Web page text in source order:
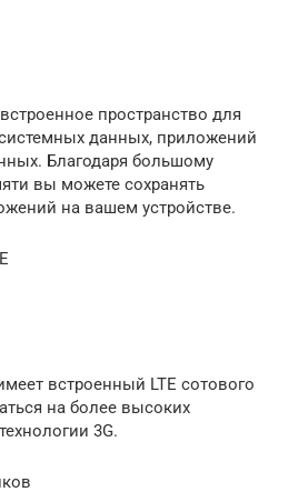
пространство для
данных, приложений
Благодаря большому
вы можете сохранять
на вашем устройстве.
встроенный LTE сотового
на более высоких
3G.